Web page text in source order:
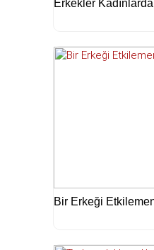
Erkekler
Bir Erkeği